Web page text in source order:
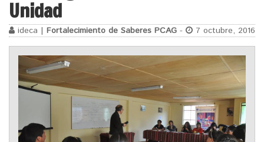
Unidad
ideca | Fortalecimiento de Saberes PCAG - 7 octubre, 2016